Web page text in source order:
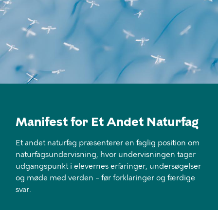
Manifest for Et Andet Naturfag
Et andet naturfag præsenterer en faglig position om
naturfagsundervisning, hvor undervisningen tager
udgangspunkt i elevernes erfaringer, undersøgelser
og møde med verden – før forklaringer og færdige
svar.